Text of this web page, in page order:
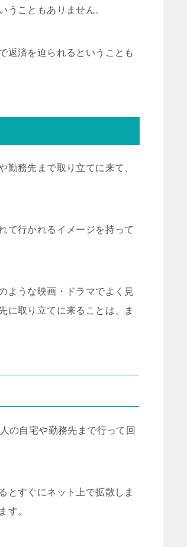
うこともありません。
返済を迫られるということも
勤務先まで取り立てに来て、
て行かれるイメージを持って
ような映画・ドラマでよく見
に取り立てに来ることは、ま
の自宅や勤務先まで行って回
とすぐにネット上で拡散しま
す。